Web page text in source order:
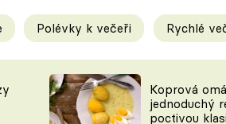
Tipy a triky
KAM ZA JÍDLEM
Polévky k večeři Rychlé
Koprová
jednoduchý
poctivou